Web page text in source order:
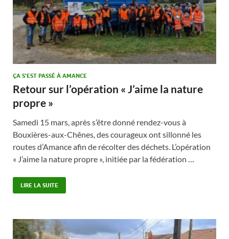
ÇA S'EST PASSÉ À AMANCE
Retour sur l’opération « J’aime la nature
propre »
Samedi 15 mars, après s’être donné rendez-vous à
Bouxières-aux-Chênes, des courageux ont sillonné les
routes d’Amance afin de récolter des déchets. L’opération
« J’aime la nature propre », initiée par la fédération …
LIRE LA SUITE